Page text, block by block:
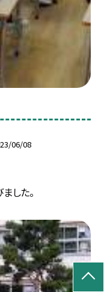
06/08
した。